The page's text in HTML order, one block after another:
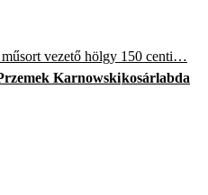
vezető hölgy 150 centi…
Karnowskikosárlabda